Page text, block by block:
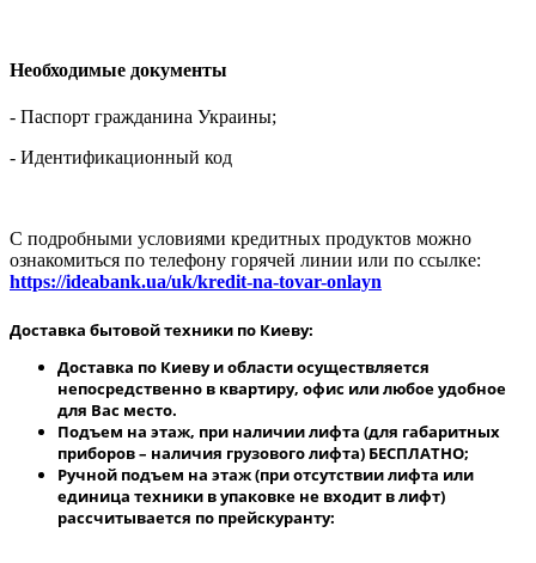
Необходимые документы
- Паспорт гражданина Украины;
- Идентификационный код
С подробными условиями кредитных продуктов можно
ознакомиться по телефону горячей линии или по ссылке:
https://ideabank.ua/uk/kredit-na-tovar-onlayn
Доставка бытовой техники по Киеву:
Доставка по Киеву и области осуществляется
непосредственно в квартиру, офис или любое удобное
для Вас место.
Подъем на этаж, при наличии лифта (для габаритных
приборов – наличия грузового лифта) БЕСПЛАТНО;
Ручной подъем на этаж (при отсутствии лифта или
единица техники в упаковке не входит в лифт)
рассчитывается по прейскуранту: